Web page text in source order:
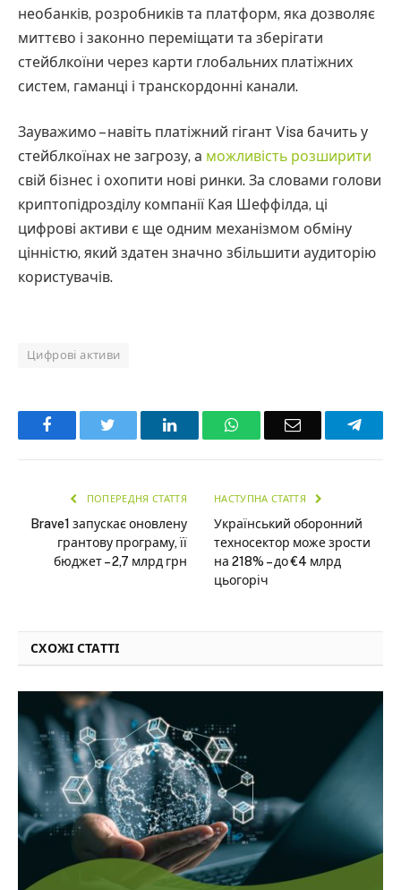
необанків, розробників та платформ, яка дозволяє
миттєво і законно переміщати та зберігати
стейблкоїни через карти глобальних платіжних
систем, гаманці і транскордонні канали.
Зауважимо – навіть платіжний гігант Visa бачить у
стейблкоїнах не загрозу, а можливість розширити
свій бізнес і охопити нові ринки. За словами голови
криптопідрозділу компанії Кая Шеффілда, ці
цифрові активи є ще одним механізмом обміну
цінністю, який здатен значно збільшити аудиторію
користувачів.
Цифрові активи
Facebook LinkedInWhatsAppEmail
ПОПЕРЕДНЯ СТАТТЯ
Brave1 запускає оновлену
грантову програму, її
бюджет – 2,7 млрд грн
НАСТУПНА СТАТТЯ
Український оборонний
техносектор може зрости
на 218% – до €4 млрд
цьогоріч
СХОЖІ СТАТТІ